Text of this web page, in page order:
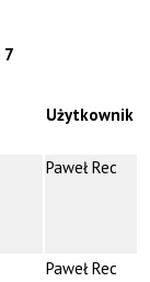
7
Użytkownik
Paweł Rec
Paweł Rec